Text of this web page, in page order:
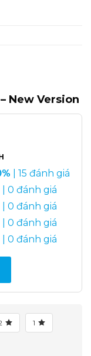
New Version
| 15 đánh giá
| 0 đánh giá
| 0 đánh giá
| 0 đánh giá
| 0 đánh giá
1